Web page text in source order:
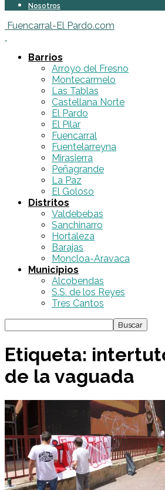
Nosotros
Fuencarral-El Pardo.com
Barrios
Arroyo del Fresno
Montecarmelo
Las Tablas
Castellana Norte
El Pardo
El Pilar
Fuencarral
Fuentelarreyna
Mirasierra
Peñagrande
La Paz
El Goloso
Distritos
Valdebebas
Sanchinarro
Hortaleza
Barajas
Moncloa-Aravaca
Municipios
Alcobendas
S.S. de los Reyes
Tres Cantos
Etiqueta:
de la vaguada